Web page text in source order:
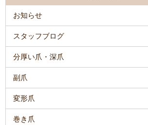
お知らせ
スタッフブログ
分厚い爪・深爪
副爪
変形爪
巻き爪